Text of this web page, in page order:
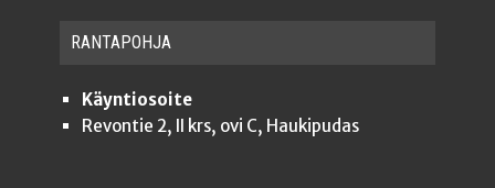
RAN­TA­POH­JA
Käyntiosoite
Revontie 2, II krs, ovi C, Haukipudas